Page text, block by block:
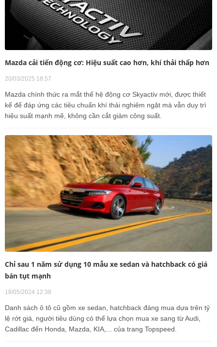
Mazda cải tiến động cơ: Hiệu suất cao hơn, khí thải thấp hơn
20/03/2025 18:57
Mazda chính thức ra mắt thế hệ động cơ Skyactiv mới, được thiết
kế để đáp ứng các tiêu chuẩn khí thải nghiêm ngặt mà vẫn duy trì
hiệu suất mạnh mẽ, không cần cắt giảm công suất.
Chỉ sau 1 năm sử dụng 10 mẫu xe sedan và hatchback có giá
bán tụt mạnh
18/05/2024 12:38
Danh sách ô tô cũ gồm xe sedan, hatchback đáng mua dựa trên tỷ
lệ rớt giá, người tiêu dùng có thể lựa chọn mua xe sang từ Audi,
Cadillac đến Honda, Mazda, KIA,... của trang Topspeed.